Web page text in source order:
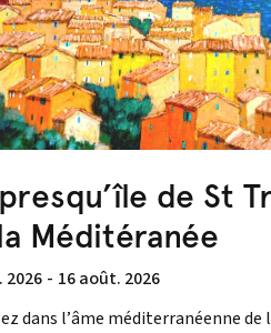
de St
Méditéranée
2026 - 16 août. 2026
dans l’âme méditerranéenne de